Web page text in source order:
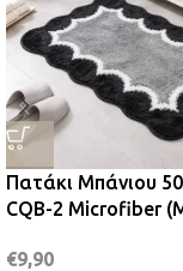
Πατάκι Μπάνιου
CQB-2 Microfiber
€9,90